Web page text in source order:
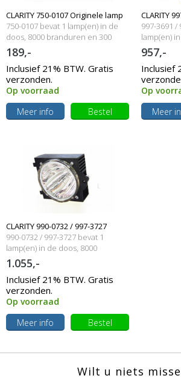
CLARITY 750-0107 Originele lamp
met behuizing
750-0107 bevat 1 lamp(en) in de
doos, 8000 branduren en 300
Watt
189,-
Inclusief 21% BTW. Gratis
verzonden.
Op voorraad
Meer info
Bestel
CLARITY
Originele
997-3691 /
lamp(en)
branduren
957,-
Inclusief
Op
Meer
CLARITY 990-0732 / 997-3727
Originele lampmodule
990-0732 / 997-3727 bevat 1
lamp(en) in de doos, 8000
branduren en 180 Watt
1.055,-
Inclusief 21% BTW. Gratis
verzonden.
Op voorraad
Meer info
Bestel
Wilt u niets